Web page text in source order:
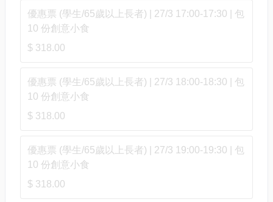
優惠票 (學生/65歲以上長者) | 27/3 17:00-17:30 | 包
10 份創意小食
$ 318.00
優惠票 (學生/65歲以上長者) | 27/3 18:00-18:30 | 包
10 份創意小食
$ 318.00
優惠票 (學生/65歲以上長者) | 27/3 19:00-19:30 | 包
10 份創意小食
$ 318.00